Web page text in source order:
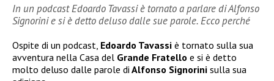
In un podcast Edoardo Tavassi è tornato a parlare di Alfonso
Signorini e si è detto deluso dalle sue parole. Ecco perché
Ospite di un podcast, Edoardo Tavassi è tornato sulla sua
avventura nella Casa del Grande Fratello e si è detto
molto deluso dalle parole di Alfonso Signorini sulla sua